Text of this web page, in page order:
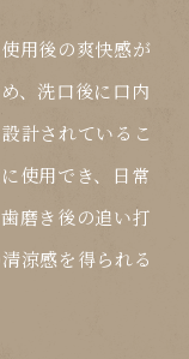
用後の爽快感が
、洗口後に口内
計されているこ
使用でき、日常
磨き後の追い打
涼感を得られる